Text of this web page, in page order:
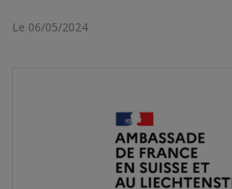
Le 06/05/2024